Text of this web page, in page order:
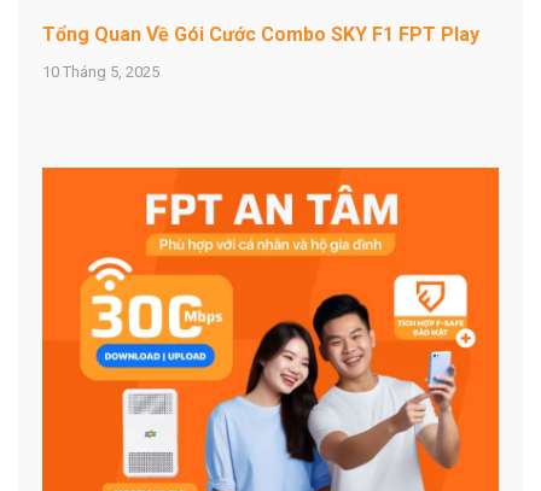
Tổng Quan Về Gói Cước Combo SKY F1 FPT Play
10 Tháng 5, 2025